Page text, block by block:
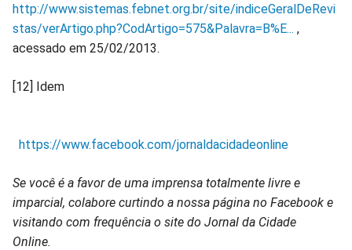
http://www.sistemas.febnet.org.br/site/indiceGeralDeRevi
stas/verArtigo.php?CodArtigo=575&Palavra=B%E... ,
acessado em 25/02/2013.
[12] Idem
https://www.facebook.com/jornaldacidadeonline
Se você é a favor de uma imprensa totalmente livre e
imparcial, colabore curtindo a nossa página no Facebook e
visitando com frequência o site do Jornal da Cidade
Online.